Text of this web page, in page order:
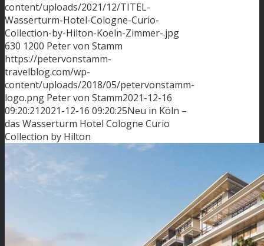
content/uploads/2021/12/TITEL-
Wasserturm-Hotel-Cologne-Curio-
Collection-by-Hilton-Koeln-Zimmer-.jpg
630 1200 Peter von Stamm
https://petervonstamm-
travelblog.com/wp-
content/uploads/2018/05/petervonstamm-
logo.png Peter von Stamm2021-12-16
09:20:212021-12-16 09:20:25Neu in Köln –
das Wasserturm Hotel Cologne Curio
Collection by Hilton